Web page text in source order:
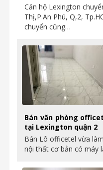
Căn hộ Lexington
Thị,P.An Phú, Q,2,
chuyển cũng…
Bán văn phòng
tại Lexington quận 2
Bán Lô officetel vừa
nội thất cơ bản có máy